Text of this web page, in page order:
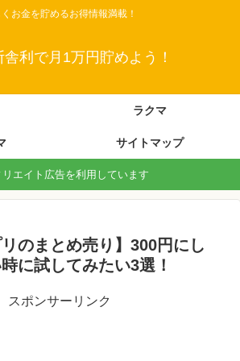
お金を貯めるお得情報満載！
利で月1万円貯めよう！
ラクマ
サイトマップ
リエイト広告を利用しています
リのまとめ売り】300円にし
に試してみたい3選！
スポンサーリンク